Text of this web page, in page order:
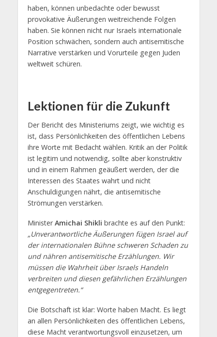
haben, können unbedachte oder bewusst
provokative Äußerungen weitreichende Folgen
haben. Sie können nicht nur Israels internationale
Position schwächen, sondern auch antisemitische
Narrative verstärken und Vorurteile gegen Juden
weltweit schüren.
Lektionen für die Zukunft
Der Bericht des Ministeriums zeigt, wie wichtig es
ist, dass Persönlichkeiten des öffentlichen Lebens
ihre Worte mit Bedacht wählen. Kritik an der Politik
ist legitim und notwendig, sollte aber konstruktiv
und in einem Rahmen geäußert werden, der die
Interessen des Staates wahrt und nicht
Anschuldigungen nährt, die antisemitische
Strömungen verstärken.
MinisterAmichai Shikli brachte es auf den Punkt:
„Unverantwortliche Äußerungen fügen Israel auf
der internationalen Bühne schweren Schaden zu
und nähren antisemitische Erzählungen. Wir
müssen die Wahrheit über Israels Handeln
verbreiten und diesen gefährlichen Erzählungen
entgegentreten.“
Die Botschaft ist klar: Worte haben Macht. Es liegt
an allen Persönlichkeiten des öffentlichen Lebens,
diese Macht verantwortungsvoll einzusetzen, um